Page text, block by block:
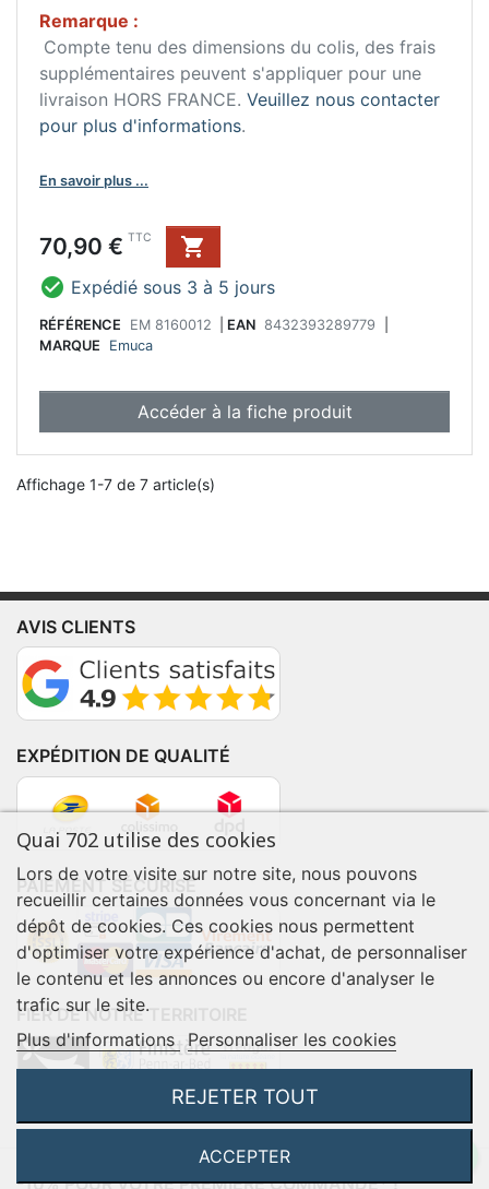
Remarque :
Compte tenu des dimensions du colis, des frais
supplémentaires peuvent s'appliquer pour une
livraison HORS FRANCE. Veuillez nous contacter
pour plus d'informations.
En savoir plus ...
Prix
70,90 € TTC

 Expédié sous 3 à 5 jours
RÉFÉRENCE EM 8160012 EAN 8432393289779
MARQUE
Emuca
Accéder à la fiche produit
Affichage 1-7 de 7 article(s)
AVIS CLIENTS
EXPÉDITION DE QUALITÉ
PAIEMENT SÉCURISÉ
FIER DE NOTRE TERRITOIRE
-10% POUR VOTRE PREMIÈRE COMMANDE* !
Quai 702 utilise des cookies
Lors de votre visite sur notre site, nous pouvons
recueillir certaines données vous concernant via le
dépôt de cookies. Ces cookies nous permettent
d'optimiser votre expérience d'achat, de personnaliser
le contenu et les annonces ou encore d'analyser le
trafic sur le site.
Plus d'informations Personnaliser les cookies
REJETER TOUT
ACCEPTER